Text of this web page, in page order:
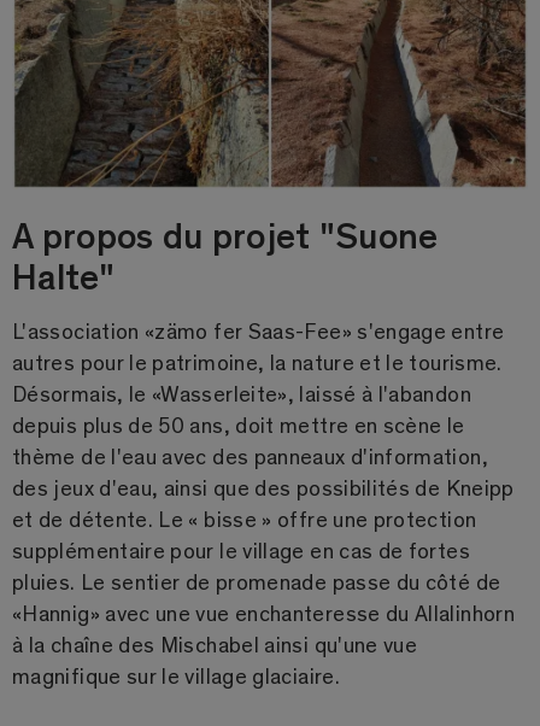
A propos du projet "Suone
Halte"
L'association «zämo fer Saas-Fee» s'engage entre
autres pour le patrimoine, la nature et le tourisme.
Désormais, le «Wasserleite», laissé à l'abandon
depuis plus de 50 ans, doit mettre en scène le
thème de l'eau avec des panneaux d'information,
des jeux d'eau, ainsi que des possibilités de Kneipp
et de détente. Le « bisse » offre une protection
supplémentaire pour le village en cas de fortes
pluies. Le sentier de promenade passe du côté de
«Hannig» avec une vue enchanteresse du Allalinhorn
à la chaîne des Mischabel ainsi qu'une vue
magnifique sur le village glaciaire.